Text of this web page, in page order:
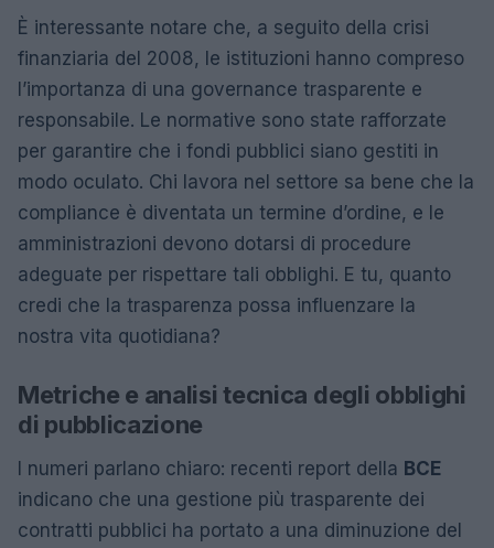
È interessante notare che, a seguito della crisi
finanziaria del 2008, le istituzioni hanno compreso
l’importanza di una governance trasparente e
responsabile. Le normative sono state rafforzate
per garantire che i fondi pubblici siano gestiti in
modo oculato. Chi lavora nel settore sa bene che la
compliance è diventata un termine d’ordine, e le
amministrazioni devono dotarsi di procedure
adeguate per rispettare tali obblighi. E tu, quanto
credi che la trasparenza possa influenzare la
nostra vita quotidiana?
Metriche e analisi tecnica degli obblighi
di pubblicazione
I numeri parlano chiaro: recenti report della BCE
indicano che una gestione più trasparente dei
contratti pubblici ha portato a una diminuzione del